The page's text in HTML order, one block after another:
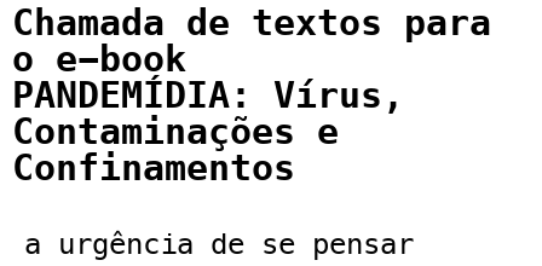
Chamada de textos para
o e-book
PANDEMÍDIA: Vírus,
Contaminações e
Confinamentos
a urgência de se pensar